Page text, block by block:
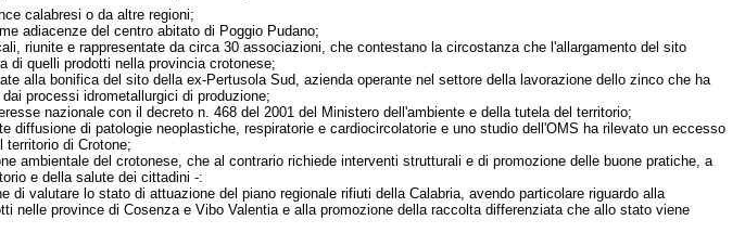
calabresi o da altre regioni;
adiacenze del centro abitato di Poggio Pudano;
riunite e rappresentate da circa 30 associazioni, che contestano la circostanza che l'allargamento del sito
di quelli prodotti nella provincia crotonese;
alla bonifica del sito della ex-Pertusola Sud, azienda operante nel settore della lavorazione dello zinco che ha
processi idrometallurgici di produzione;
nazionale con il decreto n. 468 del 2001 del Ministero dell'ambiente e della tutela del territorio;
diffusione di patologie neoplastiche, respiratorie e cardiocircolatorie e uno studio dell'OMS ha rilevato un eccesso
territorio di Crotone;
ambientale del crotonese, che al contrario richiede interventi strutturali e di promozione delle buone pratiche, a
e della salute dei cittadini -:
di valutare lo stato di attuazione del piano regionale rifiuti della Calabria, avendo particolare riguardo alla
nelle province di Cosenza e Vibo Valentia e alla promozione della raccolta differenziata che allo stato viene